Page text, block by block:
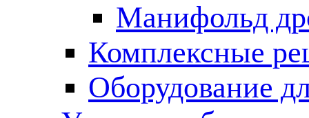
Манифольд
Комплексные
Оборудование